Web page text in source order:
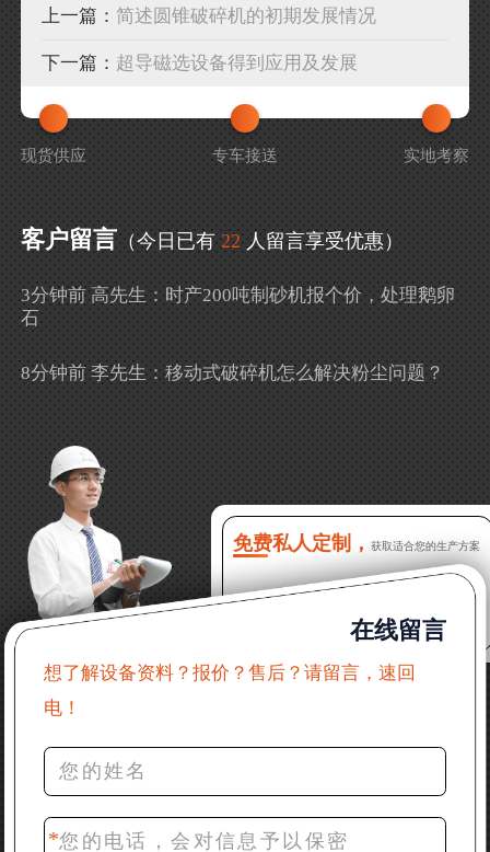
上一篇： 简述圆锥破碎机的初期发展情况
下一篇： 超导磁选设备得到应用及发展
现货供应 专车接送 实地考察
客户留言 （今日已有 22 人留言享受优惠）
3分钟前 高先生：时产200吨制砂机报个价，处理鹅卵
石
8分钟前 李先生：移动式破碎机怎么解决粉尘问题？
吗？
16分钟前 程先生：破碎生产线出个方案及报价，有什
么售后服务？
22分钟前 郑女士：想了解时产500吨锤破，加工石灰石
31分钟前 吴先生：成套石头破碎设备有吗？给个详细
产品资料
36分钟前 罗先生：每小时100吨左右的鄂破和反击破，
42分钟前 梁先生：膨润土磨到200目，用什么磨粉设
备？
免费私人定制， 获取适合您的生产方案
在线留言
想了解设备资料？报价？售后？请留言，速回
电！